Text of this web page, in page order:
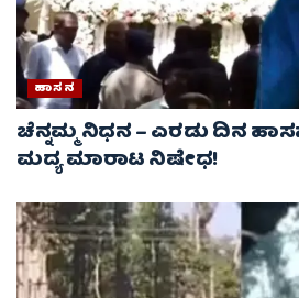
ಹಾಸನ
ಚೆನ್ನಮ್ಮ ನಿಧನ – ಎರಡು ದಿನ
ಮದ್ಯ ಮಾರಾಟ ನಿಷೇಧ!